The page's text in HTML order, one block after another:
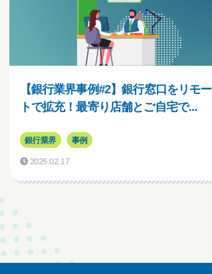
【銀行業界事例#2】銀行窓口をリモー
トで拡充！最寄り店舗とご自宅で...
銀行業界 事例
2025.02.17